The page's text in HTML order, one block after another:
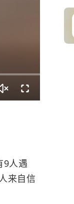
9人遇
来自信